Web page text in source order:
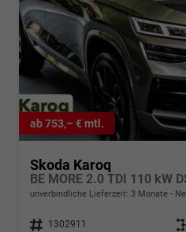
ab 753,– € mtl.
Skoda Karoq
unverbindliche Lieferzeit: 3 Monate
Fahrzeugnr. 1302911